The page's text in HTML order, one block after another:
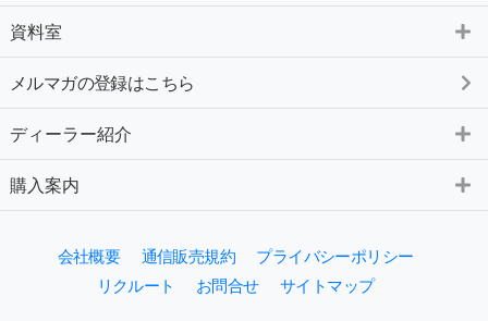
資料室
メルマガの登録はこちら
ディーラー紹介
購入案内
会社概要 通信販売規約
プライバシーポリシー
リクルート
お問合せ サイトマップ